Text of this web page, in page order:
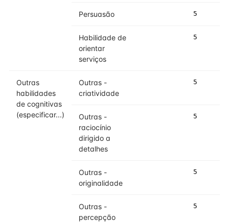
Persuasão 5
Habilidade de
orientar
serviços
5
Outras
habilidades
de cognitivas
(especificar...)
Outras -
criatividade
5
Outras -
raciocínio
dirigido a
detalhes
5
Outras -
originalidade
5
Outras -
percepção
5